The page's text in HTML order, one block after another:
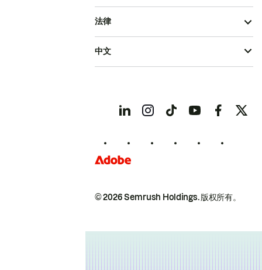
© 2026 Semrush Holdings.版权所有。
法律
中文